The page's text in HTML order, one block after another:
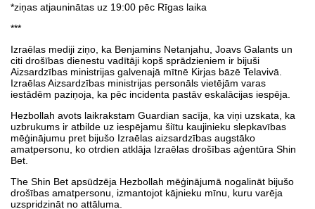
*ziņas atjauninātas uz 19:00 pēc Rīgas laika
***
Izraēlas mediji ziņo, ka Benjamins Netanjahu, Joavs Galants un
citi drošības dienestu vadītāji kopš sprādzieniem ir bijuši
Aizsardzības ministrijas galvenajā mītnē Kirjas bāzē Telavivā.
Izraēlas Aizsardzības ministrijas personāls vietējām varas
iestādēm paziņoja, ka pēc incidenta pastāv eskalācijas iespēja.
Hezbollah avots laikrakstam Guardian sacīja, ka viņi uzskata, ka
uzbrukums ir atbilde uz iespējamu šiītu kaujinieku slepkavības
mēģinājumu pret bijušo Izraēlas aizsardzības augstāko
amatpersonu, ko otrdien atklāja Izraēlas drošības aģentūra Shin
Bet.
The Shin Bet apsūdzēja Hezbollah mēģinājumā nogalināt bijušo
drošības amatpersonu, izmantojot kājnieku mīnu, kuru varēja
uzspridzināt no attāluma.